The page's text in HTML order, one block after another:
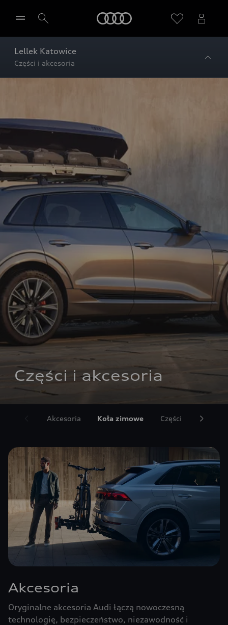
Lellek Katowice
Części i akcesoria
Części i akcesoria
Akcesoria Koła zimowe Części Umów
Akcesoria
Oryginalne akcesoria Audi łączą nowoczesną
technologię, bezpieczeństwo, niezawodność i